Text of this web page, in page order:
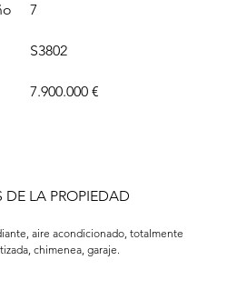
7
S3802
7.900.000 €
DE LA PROPIEDAD
aire acondicionado, totalmente
chimenea, garaje.